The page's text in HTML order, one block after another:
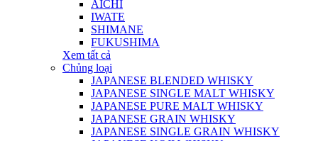
AICHI
IWATE
SHIMANE
FUKUSHIMA
Xem tất cả
Chủng loại
JAPANESE BLENDED WHISKY
JAPANESE SINGLE MALT WHISKY
JAPANESE PURE MALT WHISKY
JAPANESE GRAIN WHISKY
JAPANESE SINGLE GRAIN WHISKY